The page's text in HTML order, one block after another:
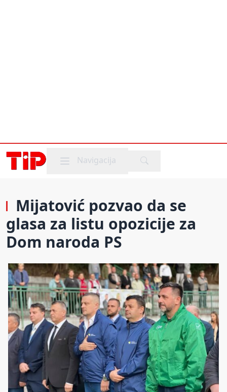
Mobile menu
Navigacija
Mijatović pozvao da se
glasa za listu opozicije za
Dom naroda PS